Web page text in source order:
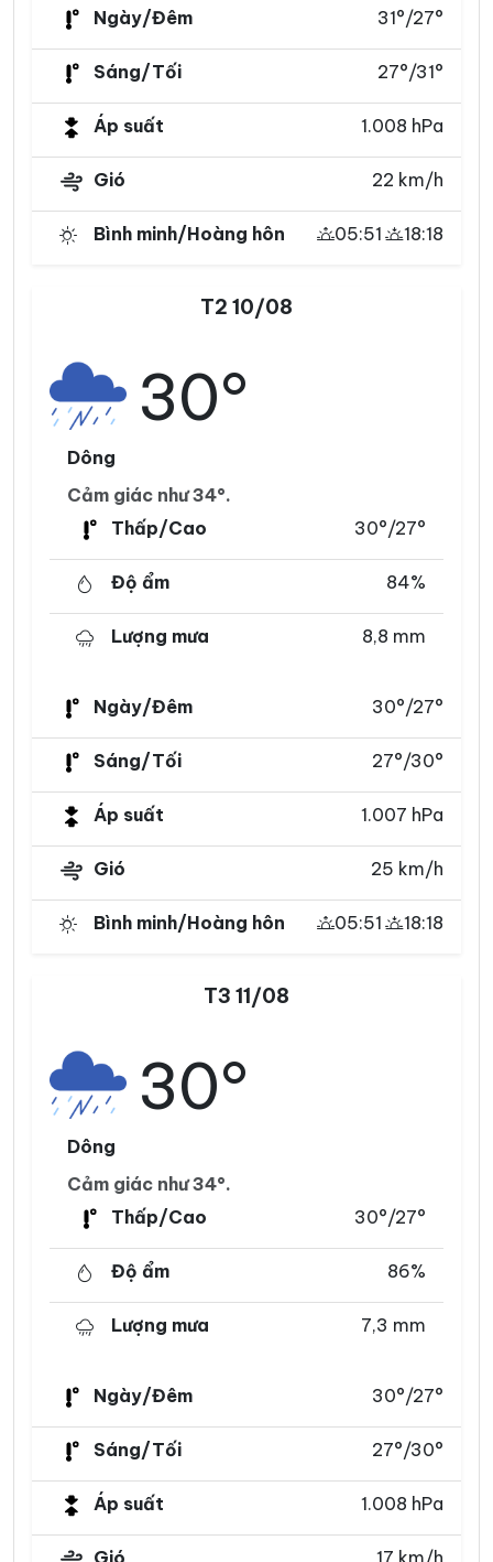
Ngày/Đêm 31°/27°
Sáng/Tối 27°/31°
Áp suất 1.008 hPa
Gió 22 km/h
Bình minh/Hoàng hôn 05:51 18:18
T2 10/08
30°
Dông
Cảm giác như 34°.
Thấp/Cao
30°/27°
Độ ẩm 84%
Lượng mưa 8,8 mm
Ngày/Đêm 30°/27°
Sáng/Tối 27°/30°
Áp suất 1.007 hPa
Gió 25 km/h
Bình minh/Hoàng hôn 05:51 18:18
T3 11/08
30°
Dông
Cảm giác như 34°.
Thấp/Cao
30°/27°
Độ ẩm 86%
Lượng mưa 7,3 mm
Ngày/Đêm 30°/27°
Sáng/Tối 27°/30°
Áp suất 1.008 hPa